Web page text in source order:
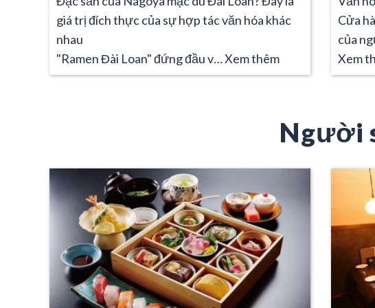
giá trị đích thực của sự hợp tác văn hóa khác
nhau
"Ramen Đài Loan" đứng đầu v…Xem thêm
Cửa
của
Xem
Người